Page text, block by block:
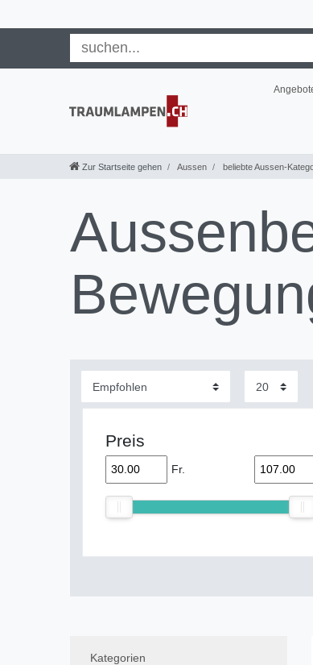
Zur Startseite gehen Aussen beliebte Aussen-
Preis
Fr.
Kategorien